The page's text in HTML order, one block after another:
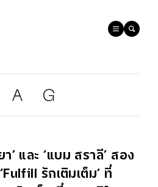
และ ‘แบม สราลี’ สอง
รักเติมเต็ม’ ที่